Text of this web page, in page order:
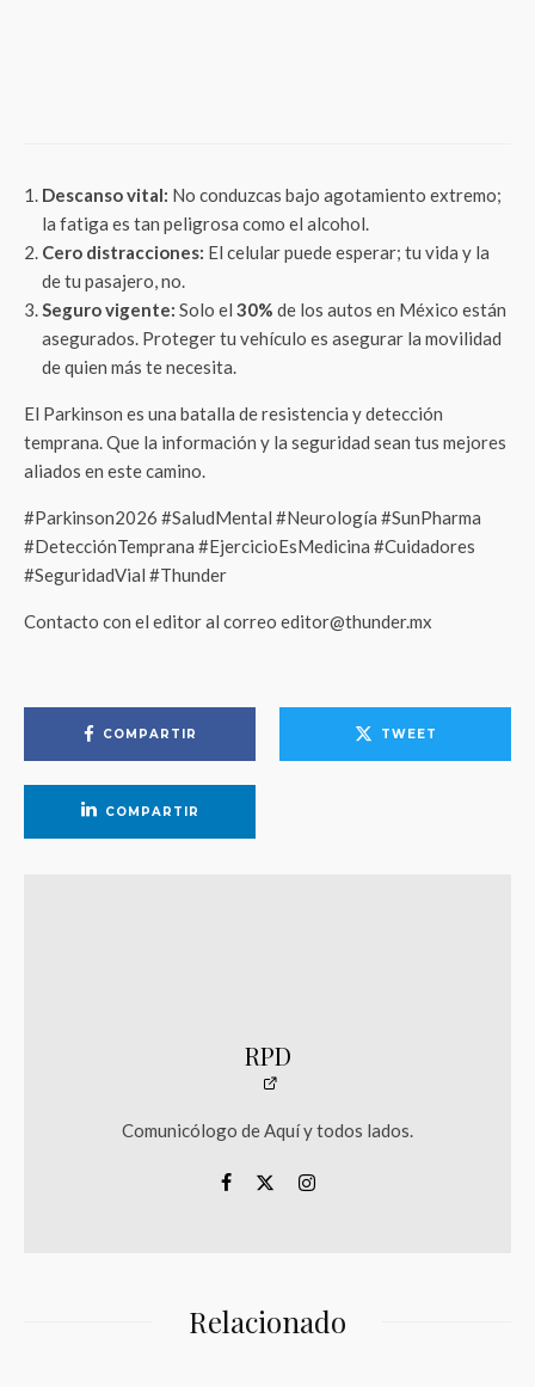
Descanso vital: No conduzcas bajo agotamiento extremo;
la fatiga es tan peligrosa como el alcohol.
Cero distracciones: El celular puede esperar; tu vida y la
de tu pasajero, no.
Seguro vigente: Solo el 30% de los autos en México están
asegurados. Proteger tu vehículo es asegurar la movilidad
de quien más te necesita.
El Parkinson es una batalla de resistencia y detección
temprana. Que la información y la seguridad sean tus mejores
aliados en este camino.
#Parkinson2026 #SaludMental #Neurología #SunPharma
#DetecciónTemprana #EjercicioEsMedicina #Cuidadores
#SeguridadVial #Thunder
Contacto con el editor al correo editor@thunder.mx
COMPARTIR TWEET
COMPARTIR
RPD
Comunicólogo de Aquí y todos lados.
Relacionado